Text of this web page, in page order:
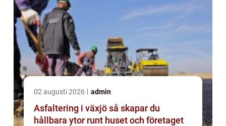
02 augusti 2026 admin
Asfaltering i växjö så skapar du
hållbara ytor runt huset och företaget